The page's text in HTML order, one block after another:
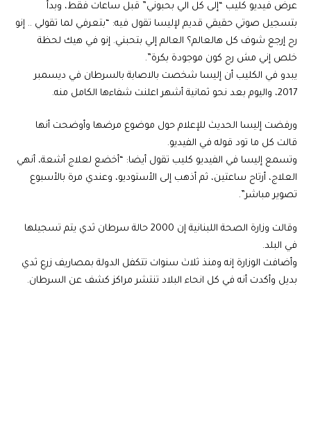
عرض فيديو كليب “إلى كل الي بحبوني” قبل ساعات فقط، وبدأ
بتسجيل صوتي حقيقي قديم لإليسا تقول فيه: “بتعرفي لما تقولي .. إنو
رح إرجع شوف كل هالعالم؟ العالم إلي بتحبني. إنو في هيك لحظة
خلص إني مش رح كون موجودة بكرة”.
يبدو في الكليب أن إليسا شخصت بالاصابة بالسرطان في ديسمبر
2017، واليوم بعد نحو ثمانية أشهر اعلنت شفاءها الكامل منه.
ورفضت إليسا الحديث للإعلام حول موضوع مرضها وأوضحت أنها
قالت كل ما تود قوله في الفيديو.
وتسمع إليسا في الفيديو كليب تقول أيضا: “أخضع لعلاج أشعة، أنهي
العلاج، أرتاح ساعتين، ثم أذهب إلى الأستوديو، وعندي مرة بالأسبوع
تصوير مباشر”.
وقالت وزارة الصحة اللبنانية إن 2000 حالة سرطان ثدي يتم تسجيلها
في البلد.
وأضافت الوزارة إنه ومنذ ثلاث سنوات تتكفل الدولة بمصاريف زرع ثدي
بديل وأكدت أنه في كل انحاء البلاد تنتشر مراكز كشف عن السرطان.